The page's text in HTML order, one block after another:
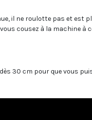
il ne roulotte pas et est
cousez à la machine à
30 cm pour que vous